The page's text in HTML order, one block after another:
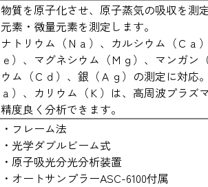
物質を原子化させ、原子蒸気の吸収を測
元素・微量元素を測定します。
ナトリウム（Ｎａ）、カルシウム（Ｃａ
ｅ）、マグネシウム（Ｍｇ）、マンガン
ウム（Ｃｄ）、銀（Ａｇ）の測定に対応
ａ）、カリウム（Ｋ）は、高周波プラズ
精度良く分析できます。
・フレーム法
・光学ダブルビーム式
・原子吸光分光分析装置
・オートサンプラーASC-6100付属